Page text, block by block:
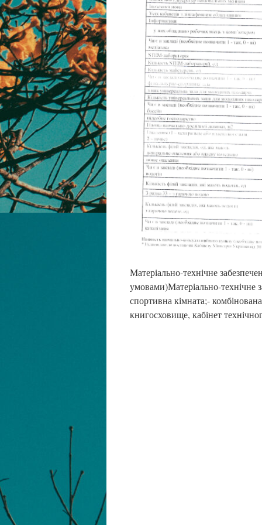
Матеріально-технічне
умовами)Матеріально-технічне
спортивна кімната;-
книгосховище, кабінет